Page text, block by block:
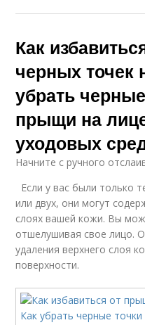
Как
черных точек
убрать
прыщи на
уходовых
Начните с ручного
Если у вас были только
или двух, они могут
слоях вашей кожи. Вы
отшелушивая свое лицо.
удаления верхнего слоя
поверхности.